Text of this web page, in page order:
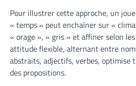
Pour illustrer cette approche, un
« temps » peut enchaîner sur «
« orage », « gris » et affiner selon
attitude flexible, alternant entre
abstraits, adjectifs, verbes, optimise
des propositions.